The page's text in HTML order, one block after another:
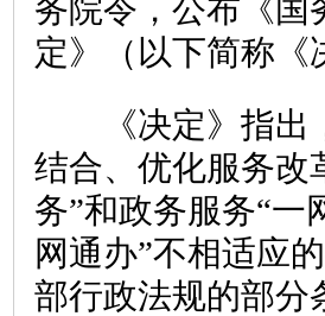
务院令，公布《国
定》（以下简称《
《决定》指出，
结合、优化服务改
务”和政务服务“一
网通办”不相适应
部行政法规的部分